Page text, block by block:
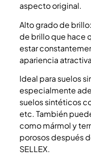
aspecto original.
Alto grado de
de brillo que hace
estar
apariencia
Ideal para suelos
especialmente
suelos sintéticos
etc. También
como mármol y
porosos después
SELLEX.